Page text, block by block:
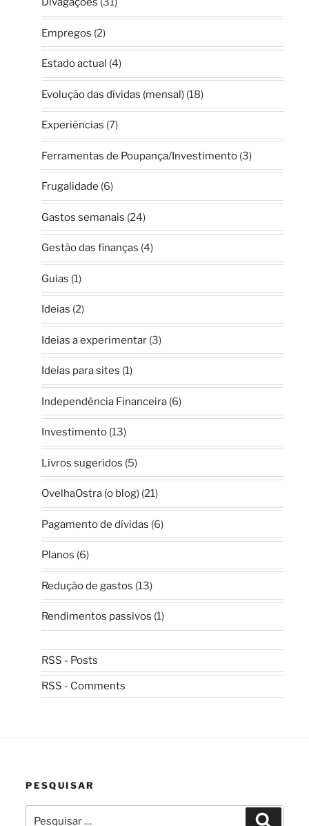
Empregos (2)
Estado actual (4)
Evolução das dívidas (mensal)(18)
Experiências (7)
Ferramentas de Poupança/Investimento(3)
Frugalidade (6)
Gastos semanais (24)
Gestão das finanças (4)
Guias (1)
Ideias (2)
Ideias a experimentar(3)
Ideias para sites (1)
Independência Financeira(6)
Investimento(13)
Livros sugeridos (5)
OvelhaOstra (o blog)(21)
Pagamento de dívidas (6)
Planos (6)
Redução de gastos (13)
Rendimentos passivos (1)
RSS - Posts
RSS - Comments
PESQUISAR